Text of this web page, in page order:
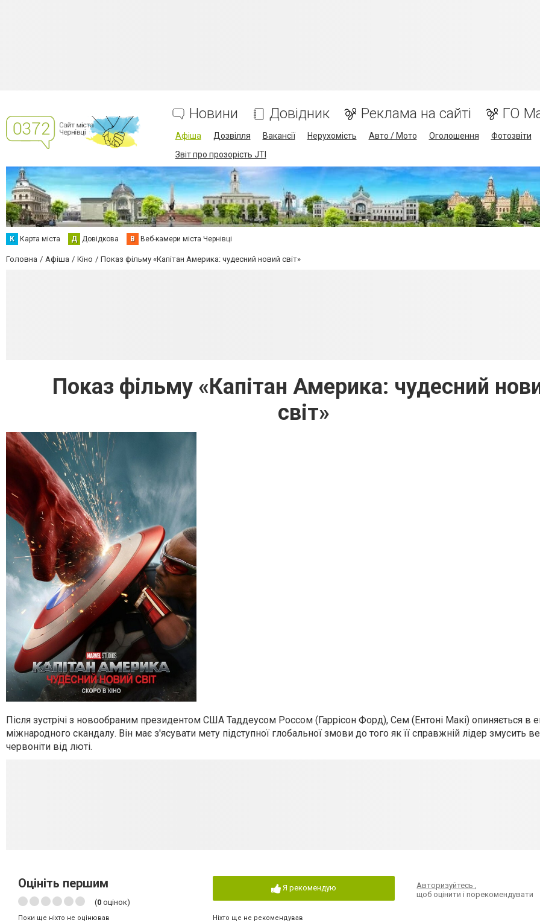
Новини Довідник Реклама на сайті ГО
Афіша Дозвілля Вакансії Нерухомість Авто / Мото Оголошення Фотозвіти
Звіт про прозорість JTI
К Карта міста Д Довідкова В Веб-камери міста Чернівці
Головна Афіша Кіно Показ фільму «Капітан Америка: чудесний новий світ»
Показ фільму «Капітан Америка: чудесний
світ»
Після зустрічі з новообраним президентом США Таддеусом Россом (Гаррісон Форд), Сем (Ентоні Макі) опиняється в
міжнародного скандалу. Він має з'ясувати мету підступної глобальної змови до того як її справжній лідер змусить
червоніти від люті.
Оцініть першим
(0 оцінок)
Поки ще ніхто не оцінював
Я рекомендую
Ніхто ще не рекомендував
Авторизуйтесь,
щоб оцінити і порекомендувати